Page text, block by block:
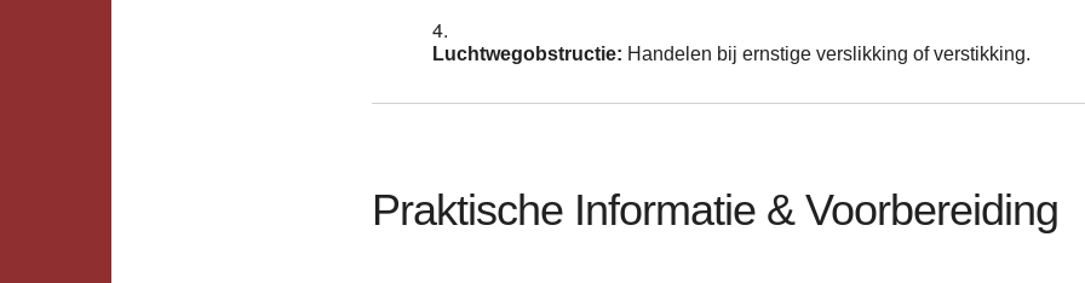
Luchtwegobstructie: Handelen bij ernstige verslikking of verstikking.
Praktische Informatie & Voorbereiding